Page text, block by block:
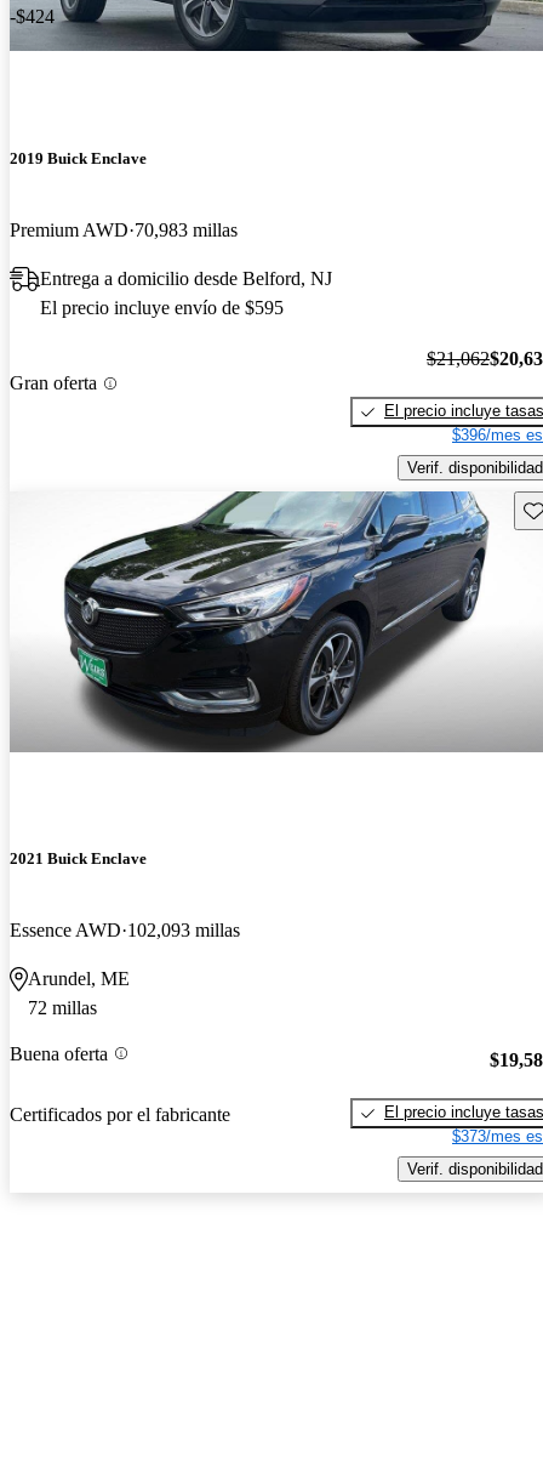
-$424
2019 Buick Enclave
Premium AWD 70,983 millas
Entrega a domicilio desde Belford, NJ
El precio incluye envío de $595
Gran oferta
$21,062
El precio incluye tasas
$396/mes
Verif. disponibilidad
2021 Buick Enclave
Essence AWD 102,093 millas
Arundel, ME
72 millas
Buena oferta
Certificados por el fabricante
El precio incluye tasas
$373/mes
Verif. disponibilidad